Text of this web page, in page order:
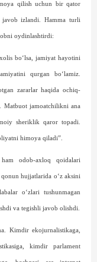
qilish uchun bir qator
izlandi. Hamma turli
oydinlashtirdi:
bo‘lsa, jamiyat hayotini
qurgan bo‘lamiz.
zararlar haqida ochiq-
Matbuot jamoatchilikni ana
sheriklik qaror topadi.
himoya qiladi”.
odob-axloq qoidalari
hujjatlarida o‘z aksini
o‘zlari tushunmagan
va tegishli javob olishdi.
Kimdir ekojurnalistikaga,
kimdir parlament